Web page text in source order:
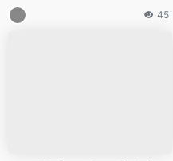
45